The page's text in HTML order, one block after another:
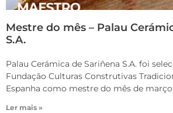
Mestre do mês – Palau
S.A.
Palau Cerámica de Sariñena S.A. foi
Fundação Culturas Construtivas
Espanha como mestre do mês de março
Ler mais »